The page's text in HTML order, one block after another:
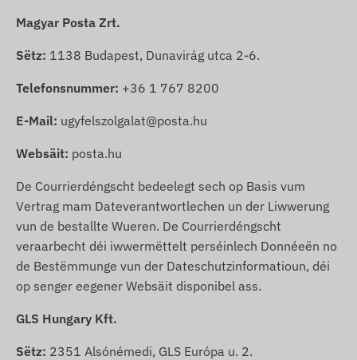
Magyar Posta Zrt.
Sëtz: 1138 Budapest, Dunavirág utca 2-6.
Telefonsnummer: +36 1 767 8200
E-Mail: ugyfelszolgalat@posta.hu
Websäit: posta.hu
De Courrierdéngscht bedeelegt sech op Basis vum
Vertrag mam Dateverantwortlechen un der Liwwerung
vun de bestallte Wueren. De Courrierdéngscht
veraarbecht déi iwwermëttelt perséinlech Donnéeën no
de Bestëmmunge vun der Dateschutzinformatioun, déi
op senger eegener Websäit disponibel ass.
GLS Hungary Kft.
Sëtz: 2351 Alsónémedi, GLS Európa u. 2.